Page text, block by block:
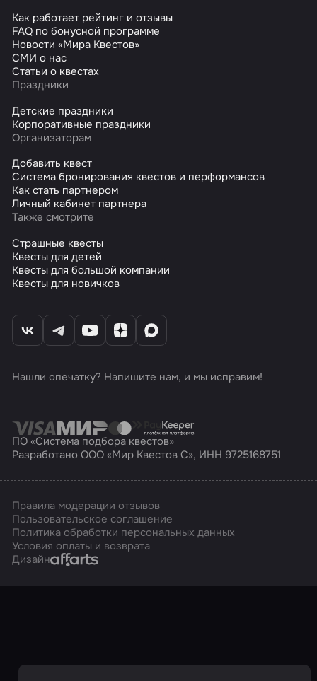
Как работает рейтинг и отзывы
FAQ по бонусной программе
Новости «Мира Квестов»
СМИ о нас
Статьи о квестах
Праздники
Детские праздники
Корпоративные праздники
Организаторам
Добавить квест
Система бронирования квестов и перформансов
Как стать партнером
Личный кабинет партнера
Также смотрите
Страшные квесты
Квесты для детей
Квесты для большой компании
Квесты для новичков
Нашли опечатку? Напишите нам, и мы исправим!
ПО «Система подбора квестов»
Разработано ООО «Мир Квестов С», ИНН 9725168751
Правила модерации отзывов
Пользовательское соглашение
Политика обработки персональных данных
Условия оплаты и возврата
ДизайнAffarts